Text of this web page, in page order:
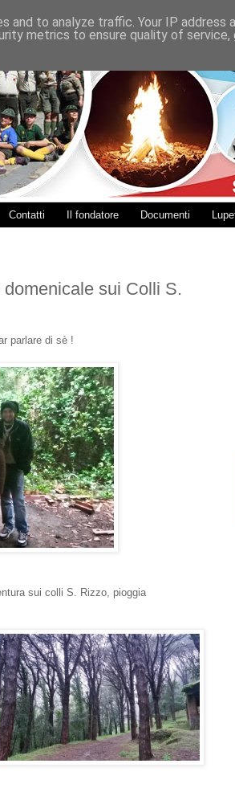
Contatti Il fondatore Documenti
sui Colli S.
parlare di sè !
sui colli S. Rizzo, pioggia
to analyze traffic. Your IP address
metrics to ensure quality of service,